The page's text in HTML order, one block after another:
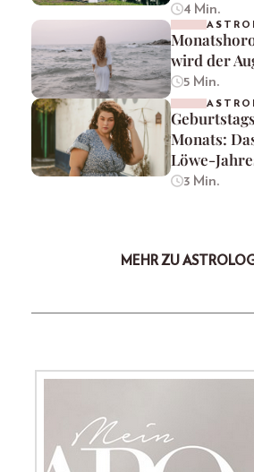
4 Min.
wird der
5 Min.
Monats:
Löwe-
3 Min.
MEHR ZU